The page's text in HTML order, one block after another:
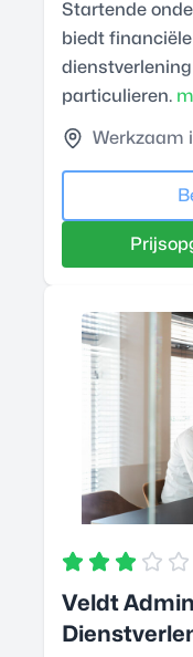
Startende
biedt
particulieren.
Werkzaam
Veldt